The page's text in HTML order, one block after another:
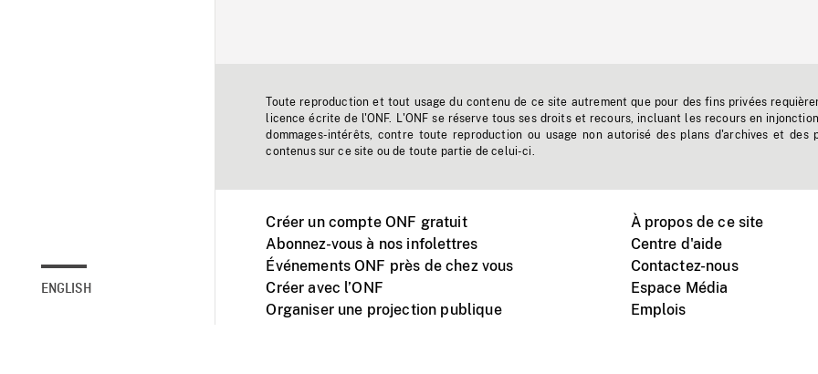
ENGLISH
Toute reproduction et tout usage du contenu de ce site autrement que pour des fins privées
licence écrite de l'ONF. L'ONF se réserve tous ses droits et recours, incluant les recours en
dommages-intérêts, contre toute reproduction ou usage non autorisé des plans d'archives et des
contenus sur ce site ou de toute partie de celui-ci.
Créer un compte ONF gratuit
Abonnez-vous à nos infolettres
Événements ONF près de chez vous
Créer avec l’ONF
Organiser une projection publique
À propos de ce site
Centre d'aide
Contactez-nous
Espace Média
Emplois